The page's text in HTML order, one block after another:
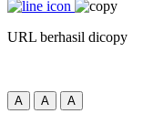
URL berhasil dicopy
A A A